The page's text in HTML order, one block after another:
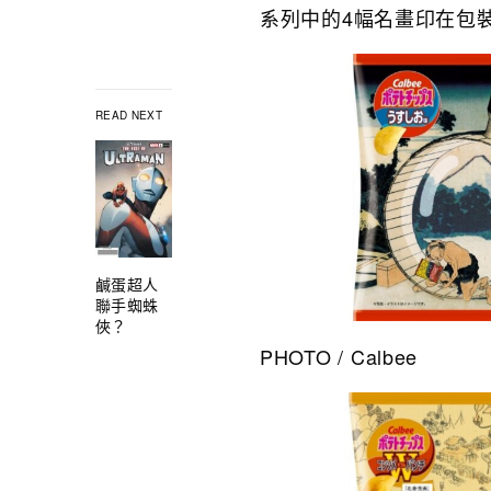
READ NEXT
鹹蛋超人
聯手蜘蛛
俠？
系列中的4幅名畫印在包
PHOTO / Calbee